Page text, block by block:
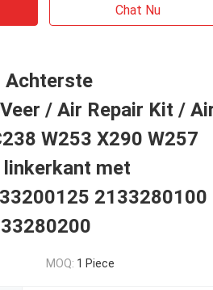
Chat Nu
Achterste
/ Air Repair Kit /
W253 X290 W257
met
2133280100
MOQ: 1 Piece